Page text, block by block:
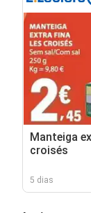
Manteiga
croisés
5 dias